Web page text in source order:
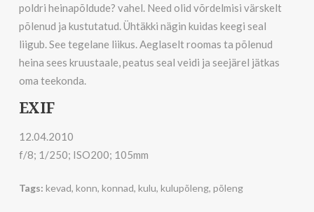
poldri heinapõldude? vahel. Need olid võrdelmisi värskelt
põlenud ja kustutatud. Ühtäkki nägin kuidas keegi seal
liigub. See tegelane liikus. Aeglaselt roomas ta põlenud
heina sees kruustaale, peatus seal veidi ja seejärel jätkas
oma teekonda.
EXIF
12.04.2010
f/8; 1/250; ISO200; 105mm
Tags: kevad, konn, konnad, kulu, kulupõleng, põleng